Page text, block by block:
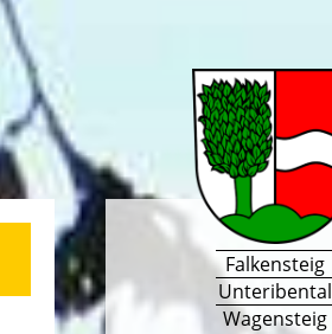
Falkensteig
Unteribental
Wagensteig